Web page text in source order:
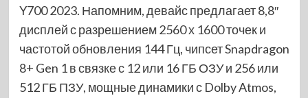
Y700 2023. Напомним, девайс предлагает 8,8″
дисплей с разрешением 2560 х 1600 точек и
частотой обновления 144 Гц, чипсет Snapdragon
8+ Gen 1 в связке с 12 или 16 ГБ ОЗУ и 256 или
512 ГБ ПЗУ, мощные динамики с Dolby Atmos,